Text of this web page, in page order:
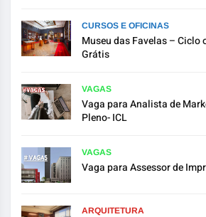
CURSOS E OFICINAS
Museu das Favelas –
Grátis
VAGAS
Vaga para Analista de
Pleno- ICL
VAGAS
Vaga para Assessor de
ARQUITETURA